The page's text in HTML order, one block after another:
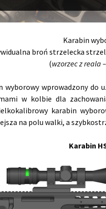
Karabin
broń strzelecka
(wzorzec z reala
wprowadzony do
w kolbie dla
karabin
na polu walki, a
Karabin